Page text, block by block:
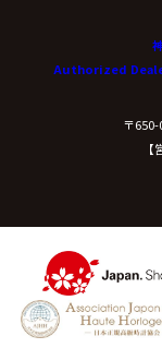
に関する苦情
（８）本
人情報の取
おりません。
（９）個人
Authorized
〒